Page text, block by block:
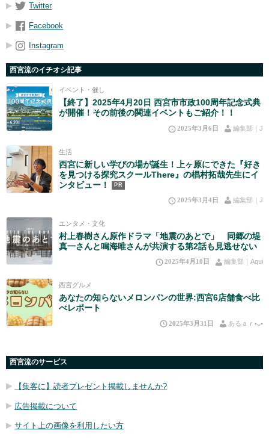
Twitter
Facebook
Instagram
西宮流のイチオシ記事
イベント・催し
【終了】2025年4月20日 西宮市市政100周年記念式典
が開催！その前後の関連イベントもご紹介！！
2025年3月6日 編集部｜J
生活
西宮に新しい学びの場が誕生！上ヶ原にできた『好き
を見つける探究スクールThere』の椙村拓哉先生にイ
ンタビュー！
PR
2025年3月4日 編集部｜J
エンタメ・文化
村上春樹さん原作ドラマ「地震のあとで」 同郷の堤
真一さんと鳴海唯さんが共演する第2話も見逃せない
2025年4月10日 編集部｜Aqui
西宮グルメ
あなたの知らないメロンパンの世界:西宮6店舗食べ比
べレポート
2025年3月31日 あるａｒ•⁠ᴗ⁠•⁠
西宮流のサービス
【集客に】読者プレゼント掲載しませんか?
広告掲載について
サイト上の画像を利用したい方